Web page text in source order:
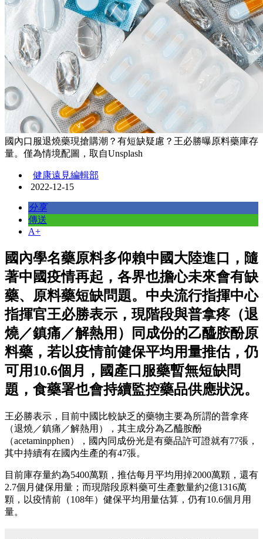
國內口服退燒藥現搶購潮？有短缺疑慮？王必勝曝原料藥庫存
量。僅為情境配圖，取自Unsplash
健康遠見編輯部
2022-12-15
分享
傳送
A+
國內學名藥原料多仰賴中國大陸進口，隨
著中國疫情再起，各界也擔心未來會有缺
藥、原料藥短缺問題。中央流行指揮中心
指揮官王必勝表示，現階段與普拿疼（退
燒／鎮痛／解熱用）同成份的乙醯胺酚原
料藥，若以疫情前健保平均用量推估，仍
可用10.6個月，國產口服藥暫無短缺問
題，食藥署也會持續監控藥品供應狀況。
王必勝表示，目前中國比較缺乏的藥物主要為所謂的普拿疼
（退燒／鎮痛／解熱用），其主成分為乙醯胺酚
（acetaminpphen），國內同成份光是有藥品許可證就有77張，
其中持續有在國內生產的有47張。
目前庫存量約為5400萬顆，推估每月平均用掉2000萬顆，還有
2.7個月健保用量；而現階段原料藥可生產數量約2億1316萬
顆，以疫情前（108年）健保平均用量估算，仍有10.6個月用
量。